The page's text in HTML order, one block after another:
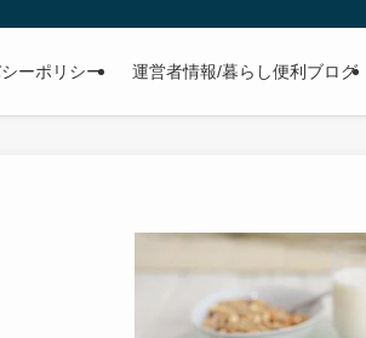
ーポリシー 運営者情報/暮らし便利ブログ